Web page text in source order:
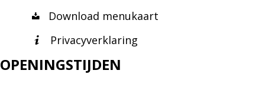
Download menukaart
Privacyverklaring
OPENINGSTIJDEN